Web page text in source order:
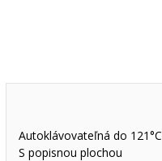
Autoklávovateľná do 121°C
S popisnou plochou